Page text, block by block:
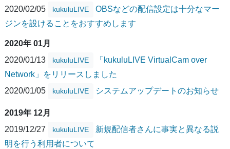
2020/02/05
kukuluLIVE
OBSなどの配信設定は十分なマー
ジンを設けることをおすすめします
2020年 01月
2020/01/13
kukuluLIVE
「kukuluLIVE VirtualCam over
Network」をリリースしました
2020/01/05
kukuluLIVE システムアップデートのお知らせ
2019年 12月
2019/12/27
kukuluLIVE
新規配信者さんに事実と異なる説
明を行う利用者について